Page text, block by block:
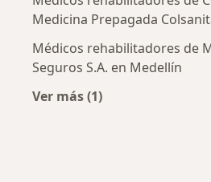
Medicina Prepagada
Médicos rehabilitadores de
Seguros S.A. en Medellín
Ver más (1)